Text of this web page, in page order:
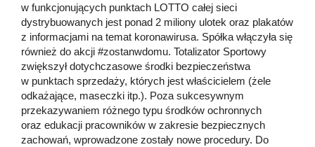
w funkcjonujących punktach LOTTO całej sieci
dystrybuowanych jest ponad 2 miliony ulotek oraz plakatów
z informacjami na temat koronawirusa. Spółka włączyła się
również do akcji #zostanwdomu. Totalizator Sportowy
zwiększył dotychczasowe środki bezpieczeństwa
w punktach sprzedaży, których jest właścicielem (żele
odkażające, maseczki itp.). Poza sukcesywnym
przekazywaniem różnego typu środków ochronnych
oraz edukacji pracowników w zakresie bezpiecznych
zachowań, wprowadzone zostały nowe procedury. Do